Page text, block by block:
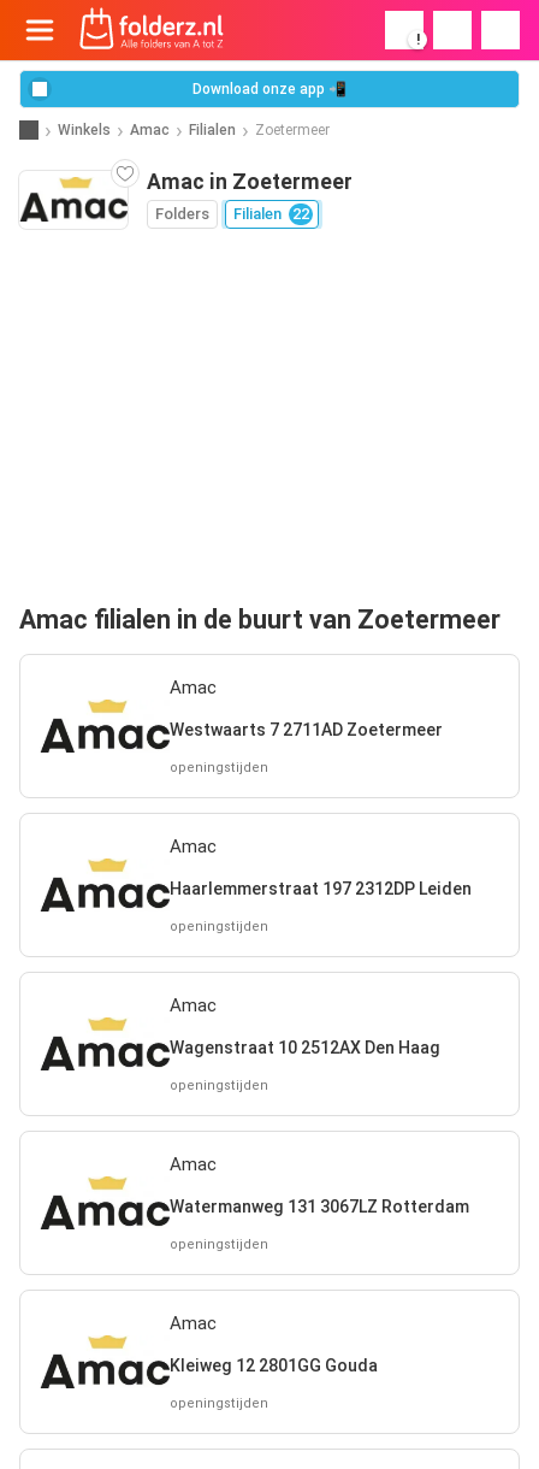
!
Download onze app 📲
Winkels Amac Filialen Zoetermeer
Amac in Zoetermeer
Folders Filialen 22
Amac filialen in de buurt van Zoetermeer
Amac
Westwaarts 7 2711AD Zoetermeer
openingstijden
Amac
Haarlemmerstraat 197 2312DP Leiden
openingstijden
Amac
Wagenstraat 10 2512AX Den Haag
openingstijden
Amac
Watermanweg 131 3067LZ Rotterdam
openingstijden
Amac
Kleiweg 12 2801GG Gouda
openingstijden